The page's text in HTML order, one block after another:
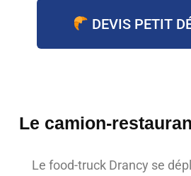
DEVIS PETIT
Le camion-
Le food-truck Drancy se